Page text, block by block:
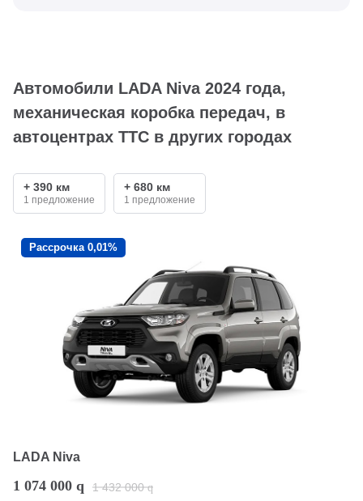
Автомобили LADA Niva 2024 года,
механическая коробка передач, в
автоцентрах ТТС в других городах
+ 390 км
1 предложение
+ 680 км
1 предложение
Рассрочка 0,01%
LADA Niva
1 074 000 q 1 432 000 q